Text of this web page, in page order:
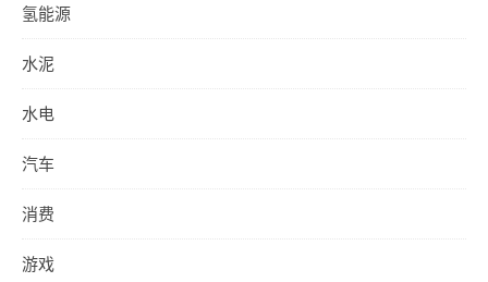
氢能源
水泥
水电
汽车
消费
游戏